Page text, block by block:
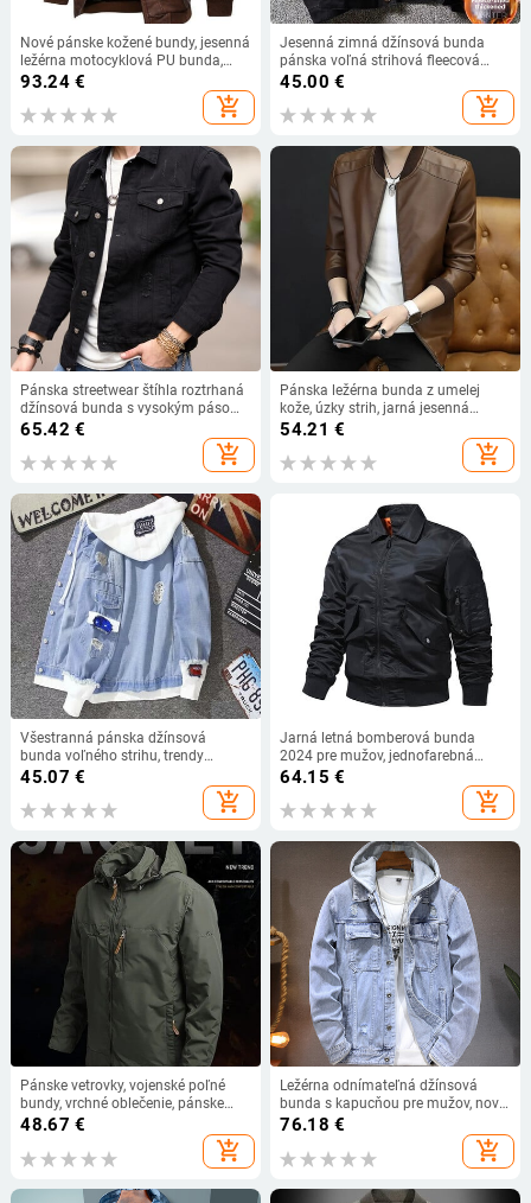
Nové pánske kožené bundy, jesenná
ležérna motocyklová PU bunda,
motorkárske kožené kabáty s
kapucňou, jarná nová pánska PU
kožená bunda
93.24€
add_shopping_cart
Jesenná zimná džínsová bunda
pánska voľná strihová fleecová
podšívka zosilnená bomber bunda
v modernom kórejskom štýle,
funkčné oblečenie
45.00 €
add_shopping_cart
Pánska streetwear štíhla roztrhaná
džínsová bunda s vysokým pásom,
kvalitná jednoduchá čierna pánska
65.42 €
add_shopping_cart
Pánska ležérna bunda z umelej
kože, úzky strih, jarná jesenná
kolekcia, top oblečenie z umelej
kože, priamy predaj z továrne
54.21 €
add_shopping_cart
Všestranná pánska džínsová
bunda voľného strihu, trendy
značka, jar, jeseň, kapucňa, spletené
oblečenie, ležérny štýl
45.07 €
add_shopping_cart
Jarná letná bomberová bunda
2024 pre mužov, jednofarebná
módna baseballová bunda, nové
jednofarebné bundy na zips
64.15 €
add_shopping_cart
Pánske vetrovky, vojenské poľné
bundy, vrchné oblečenie, pánske
taktické nepremokavé pilotné
bundy, mikina s kapucňou, pánske
poľovnícke armádne oblečenie
48.67 €
add_shopping_cart
Ležérna odnímateľná džínsová
bunda s kapucňou pre mužov, nový
štýl, jeseň 2023, pánska modrá
džínsová bunda vysokého strihu
76.18 €
add_shopping_cart